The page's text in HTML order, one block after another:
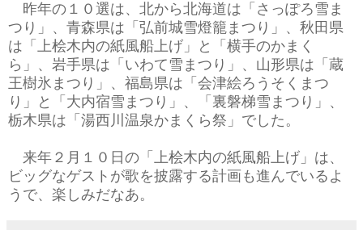
昨年の１０選は、北から北海道は「さっぽろ雪ま
つり」、青森県は「弘前城雪燈籠まつり」、秋田県
は「上桧木内の紙風船上げ」と「横手のかまく
ら」、岩手県は「いわて雪まつり」、山形県は「蔵
王樹氷まつり」、福島県は「会津絵ろうそくまつ
り」と「大内宿雪まつり」、「裏磐梯雪まつり」、
栃木県は「湯西川温泉かまくら祭」でした。
来年２月１０日の「上桧木内の紙風船上げ」は、
ビッグなゲストが歌を披露する計画も進んでいるよ
うで、楽しみだなあ。